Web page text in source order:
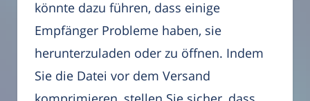
könnte dazu führen, dass einige
Empfänger Probleme haben, sie
herunterzuladen oder zu öffnen. Indem
Sie die Datei vor dem Versand